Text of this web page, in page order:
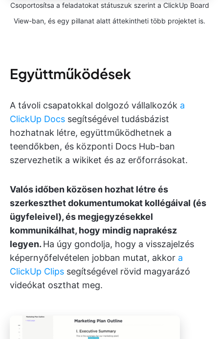
Csoportosítsa a feladatokat státuszuk szerint a ClickUp Board
View-ban, és egy pillanat alatt áttekintheti több projektet is.
Együttműködések
A távoli csapatokkal dolgozó vállalkozók a
ClickUp Docs segítségével tudásbázist
hozhatnak létre, együttműködhetnek a
teendőkben, és központi Docs Hub-ban
szervezhetik a wikiket és az erőforrásokat.
Valós időben közösen hozhat létre és
szerkeszthet dokumentumokat kollégáival (és
ügyfeleivel), és megjegyzésekkel
kommunikálhat, hogy mindig naprakész
legyen. Ha úgy gondolja, hogy a visszajelzés
képernyőfelvételen jobban mutat, akkor a
ClickUp Clips segítségével rövid magyarázó
videókat oszthat meg.